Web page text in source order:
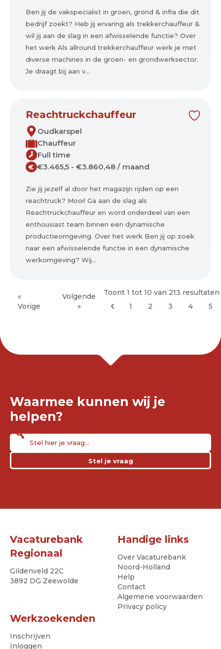
Ben jij de vakspecialist in groen, grond & infra die dit
bedrijf zoekt? Heb jij ervaring als trekkerchauffeur &
wil jij aan de slag in een afwisselende functie? Over
het werk Als allround trekkerchauffeur werk je met
diverse machines in de groen- en grondwerksector.
Je draagt bij aan v...
Reachtruckchauffeur
Oudkarspel
Chauffeur
Full time
€ €3.465,5 - €3.860,48 / maand
Zie jij jezelf al door het magazijn rijden op een
reachtruck? Mooi! Ga aan de slag als
Reachtruckchauffeur en word onderdeel van een
enthousiast team binnen een dynamische
productieomgeving. Over het werk Ben jij op zoek
naar een afwisselende functie in een dynamische
werkomgeving? Wij...
«
Vorige
Volgende
»
Toont 1 tot 10 van 213 resultaten
1
2 3 4 5
Waarmee kunnen wij je
helpen?
Stel je vraag
Vacaturebank
Regionaal
Gildenveld 22C
3892 DG Zeewolde
Handige links
Over Vacaturebank
Noord-Holland
Help
Contact
Algemene voorwaarden
Privacy policy
Werkzoekenden
Inschrijven
Inloggen